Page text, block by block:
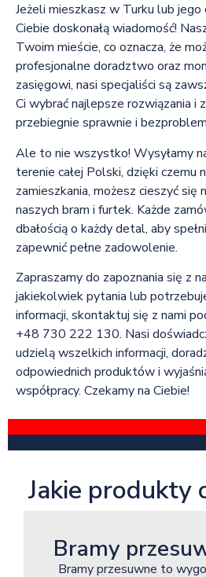
Jeżeli mieszkasz w Turku lub jego
Ciebie doskonałą wiadomość!
Twoim mieście, co oznacza, że
profesjonalne doradztwo oraz
zasięgowi, nasi specjaliści są
Ci wybrać najlepsze rozwiązania i
przebiegnie sprawnie i
Ale to nie wszystko! Wysyłamy
terenie całej Polski, dzięki czemu
zamieszkania, możesz cieszyć się
naszych bram i furtek. Każde
dbałością o każdy detal, aby
zapewnić pełne zadowolenie.
Zapraszamy do zapoznania się z
jakiekolwiek pytania lub
informacji, skontaktuj się z nami
+48 730 222 130. Nasi
udzielą wszelkich informacji,
odpowiednich produktów i
współpracy. Czekamy na Ciebie!
Jakie produkty
Bramy
Bramy przesuwne to